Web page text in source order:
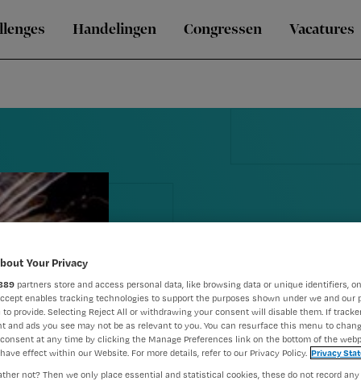
Handelingen Congressen Vacatures
cliënten
Your Privacy
partners store and access personal data, like browsing data or unique identifiers,
enables tracking technologies to support the purposes shown under we and our
to provide. Selecting Reject All or withdrawing your consent will disable them. If
and ads you see may not be as relevant to you. You can resurface this menu to
at any time by clicking the Manage Preferences link on the bottom of the
effect within our Website. For more details, refer to our Privacy Policy. Privacy
not? Then we only place essential and statistical cookies, these do not record